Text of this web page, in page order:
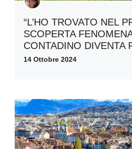
“L’HO TROVATO NEL
SCOPERTA
CONTADINO DIVENTA
14 Ottobre 2024